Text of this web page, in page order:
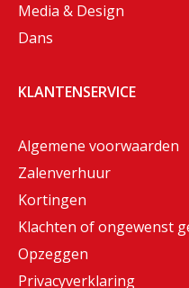
Media & Design
Dans
KLANTENSERVICE
Algemene voorwaarden
Zalenverhuur
Kortingen
Klachten of ongewenst
Opzeggen
Privacyverklaring